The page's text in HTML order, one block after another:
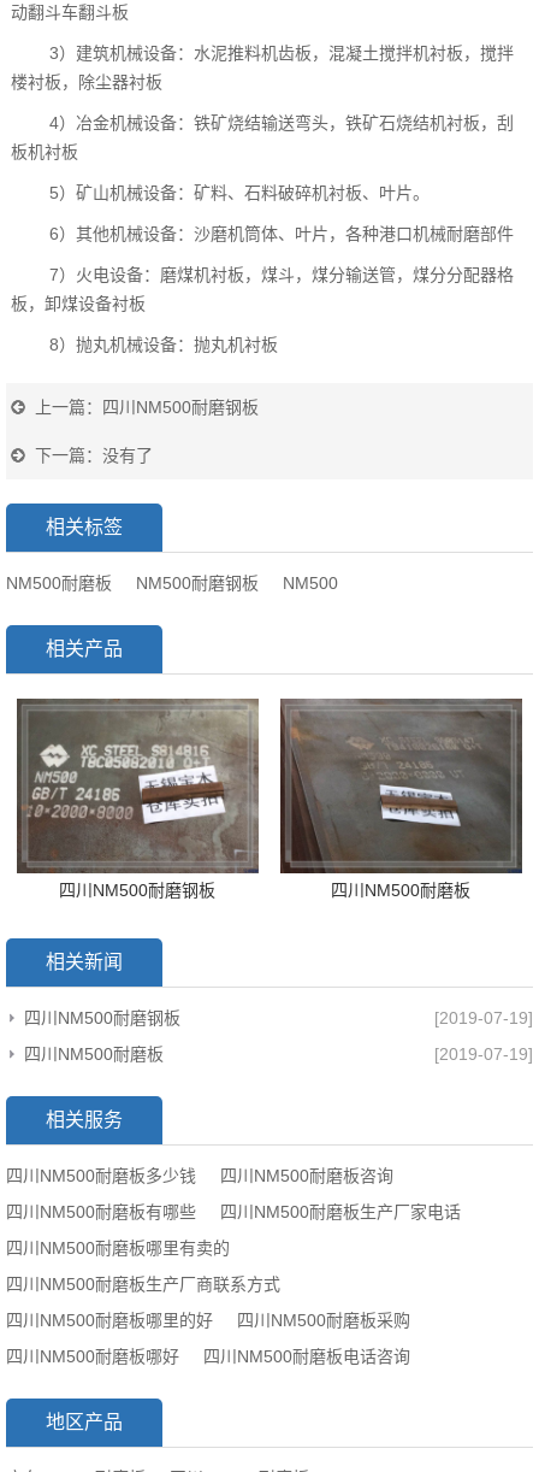
动翻斗车翻斗板
3）建筑机械设备：水泥推料机齿板，混凝土搅拌机衬板，搅拌
楼衬板，除尘器衬板
4）冶金机械设备：铁矿烧结输送弯头，铁矿石烧结机衬板，刮
板机衬板
5）矿山机械设备：矿料、石料破碎机衬板、叶片。
6）其他机械设备：沙磨机筒体、叶片，各种港口机械耐磨部件
7）火电设备：磨煤机衬板，煤斗，煤分输送管，煤分分配器格
板，卸煤设备衬板
8）抛丸机械设备：抛丸机衬板
上一篇： 四川NM500耐磨钢板
下一篇：没有了
相关标签
NM500耐磨板 NM500耐磨钢板 NM500
相关产品
四川NM500耐磨钢板 四川NM500耐磨板
相关新闻
四川NM500耐磨钢板
[2019-07-19]
四川NM500耐磨板
[2019-07-19]
相关服务
四川NM500耐磨板多少钱
四川NM500耐磨板咨询
四川NM500耐磨板有哪些
四川NM500耐磨板生产厂家电话
四川NM500耐磨板哪里有卖的
四川NM500耐磨板生产厂商联系方式
四川NM500耐磨板哪里的好
四川NM500耐磨板采购
四川NM500耐磨板哪好
四川NM500耐磨板电话咨询
地区产品